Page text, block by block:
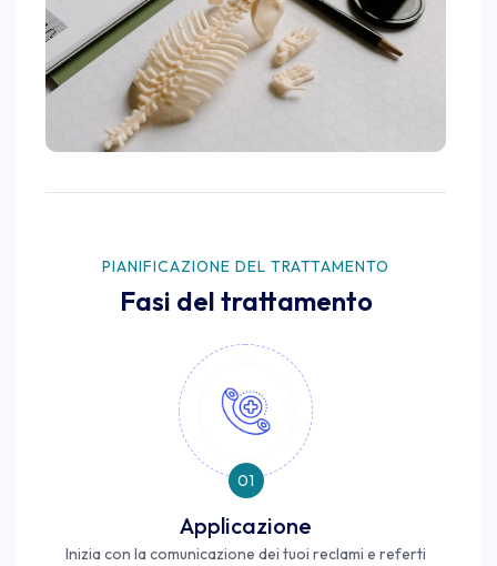
PIANIFICAZIONE DEL TRATTAMENTO
Fasi del trattamento
01
Applicazione
Inizia con la comunicazione dei tuoi reclami e referti